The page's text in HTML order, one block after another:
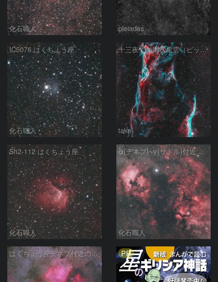
化石職人 pleiades
IC5076 はくちょう座
化石職人
十三夜での網状星雲（ピッカリングの三角）
take
Sh2-112 はくちょう座
化石職人
α(デネブ)~γ(サドル)付近 NGC7000 北アメリカ星雲 IC5067~5070 ペリカン星雲 はくちょう座
化石職人
はくちょう座デネブ付近の空域 260720 PR